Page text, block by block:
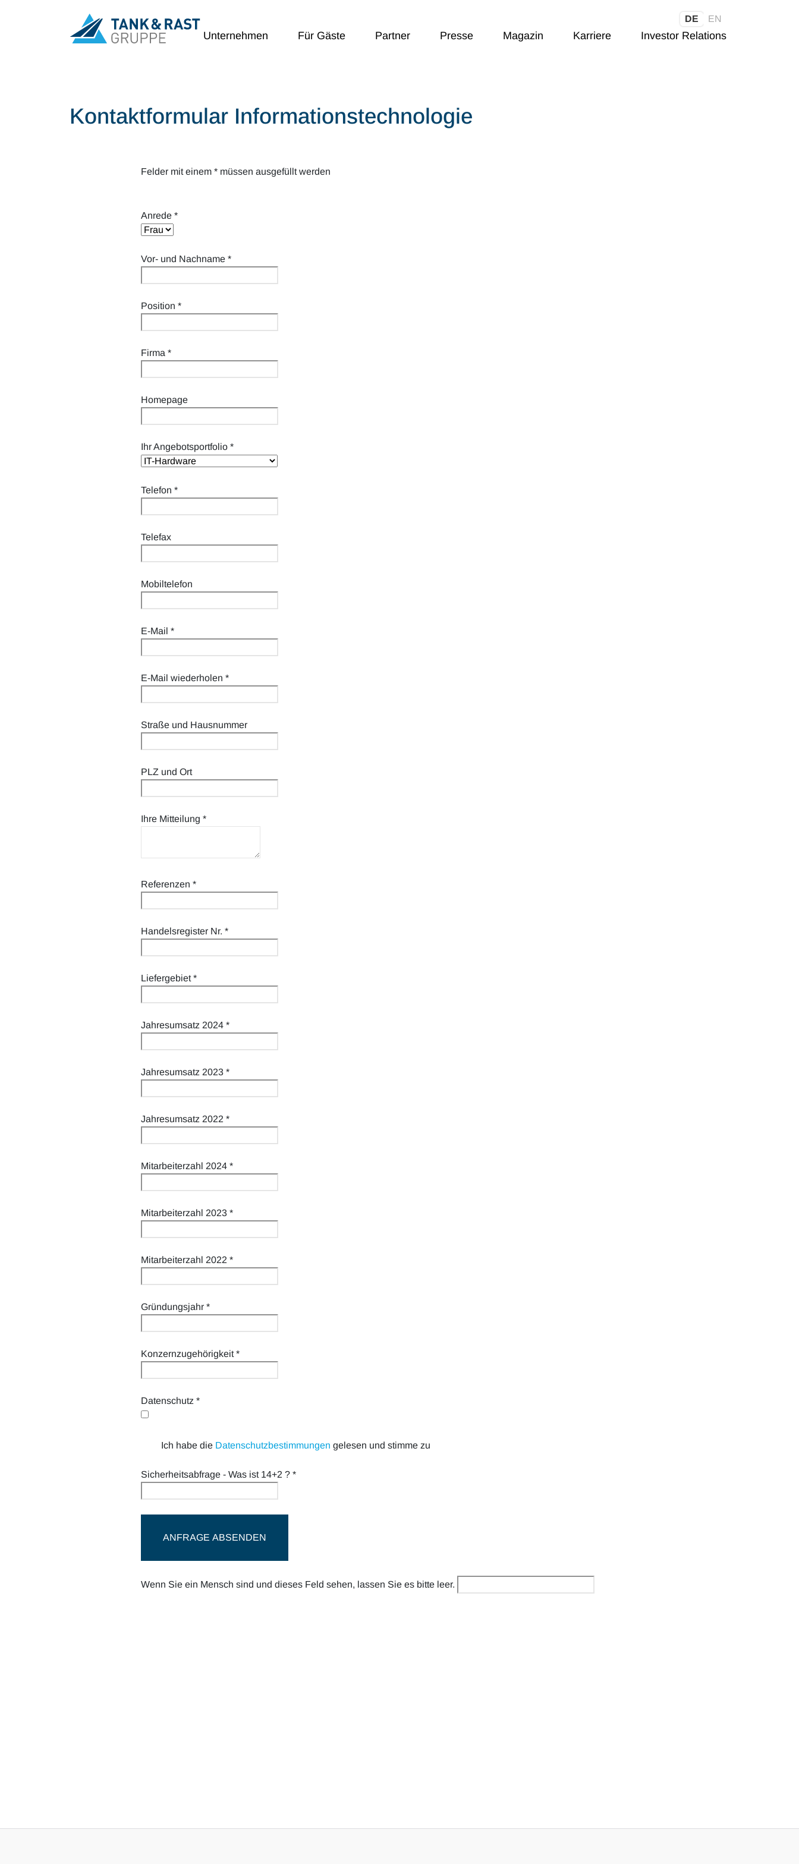
DE EN
Unternehmen Für Gäste Partner Presse Magazin Karriere Investor Relations
Kontaktformular Informationstechnologie
Felder mit einem * müssen ausgefüllt werden
Anrede *
Vor- und Nachname *
Position *
Firma *
Homepage
Ihr Angebotsportfolio *
Telefon *
Telefax
Mobiltelefon
E-Mail *
E-Mail wiederholen *
Straße und Hausnummer
PLZ und Ort
Ihre Mitteilung *
Referenzen *
Handelsregister Nr. *
Liefergebiet*
Jahresumsatz 2024 *
Jahresumsatz 2023 *
Jahresumsatz 2022 *
Mitarbeiterzahl 2024 *
Mitarbeiterzahl 2023 *
Mitarbeiterzahl 2022 *
Gründungsjahr *
Konzernzugehörigkeit*
Datenschutz *
Ich habe die Datenschutzbestimmungen gelesen und stimme zu
Sicherheitsabfrage - Was ist 14+2 ? *
Wenn Sie ein Mensch sind und dieses Feld sehen, lassen Sie es bitte leer.